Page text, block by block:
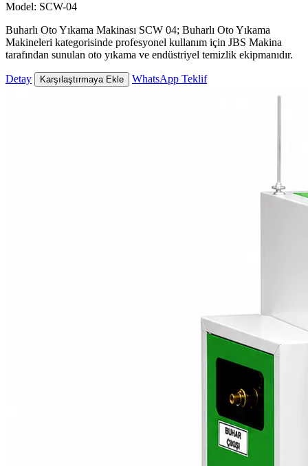
Model: SCW-04
Buharlı Oto Yıkama Makinası SCW 04; Buharlı Oto Yıkama
Makineleri kategorisinde profesyonel kullanım için JBS Makina
tarafından sunulan oto yıkama ve endüstriyel temizlik ekipmanıdır.
Detay Karşılaştırmaya Ekle WhatsApp Teklif